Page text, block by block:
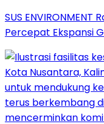
SUS ENVIRONMENT
Percepat Ekspansi